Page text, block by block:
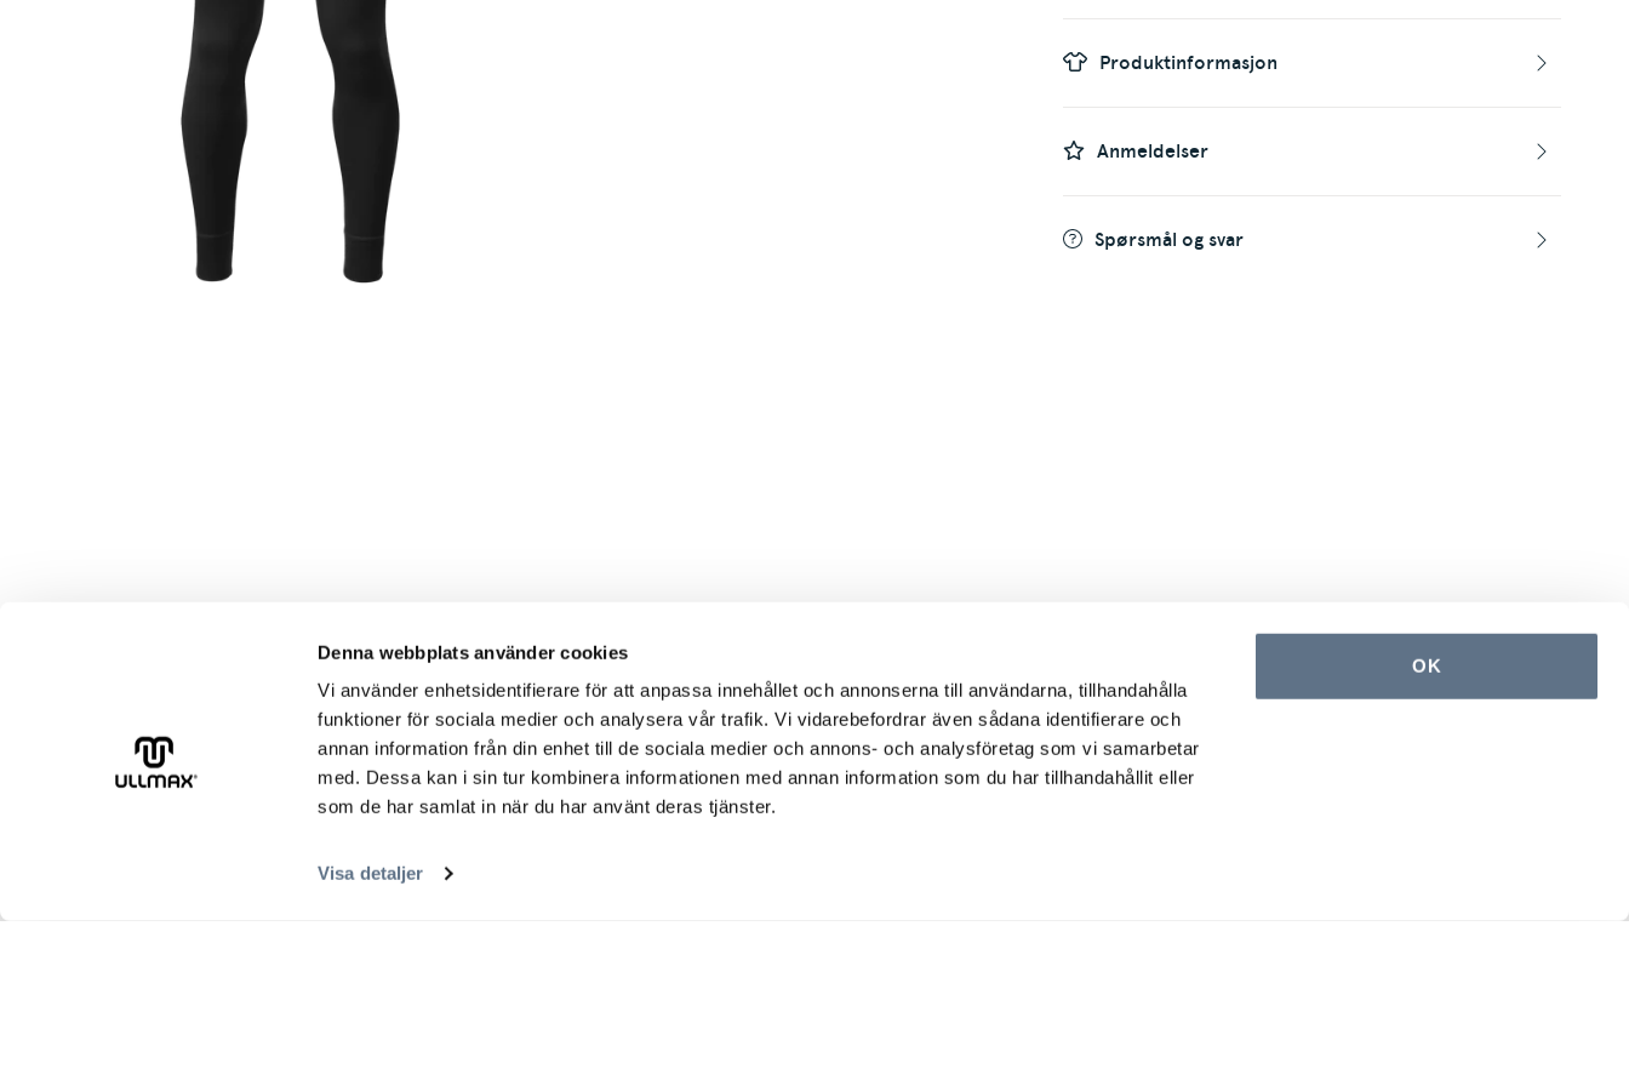
Denna webbplats använder cookies
Vi använder enhetsidentifierare för att anpassa innehållet och annonserna till användarna, tillhandahålla
funktioner för sociala medier och analysera vår trafik. Vi vidarebefordrar även sådana identifierare och
annan information från din enhet till de sociala medier och annons- och analysföretag som vi samarbetar
med. Dessa kan i sin tur kombinera informationen med annan information som du har tillhandahållit eller
som de har samlat in när du har använt deras tjänster.
Visa detaljer
OK
Produktinformasjon
Anmeldelser
Spørsmål og svar